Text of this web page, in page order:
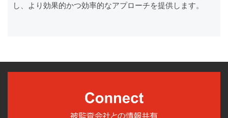
し、より効果的かつ効率的なアプローチを提供します。